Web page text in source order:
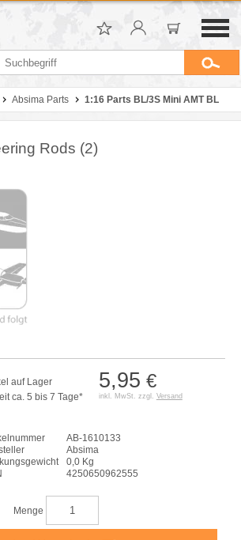
Absima Parts 1:16 Parts BL/3S Mini AMT BL
Rods (2)
5,95 €
inkl. MwSt. zzgl. Versand
auf Lager
ca. 5 bis 7 Tage*
AB-1610133
Absima
0,0 Kg
4250650962555
Menge